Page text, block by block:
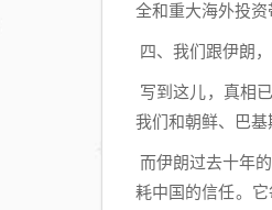
全和重大海外投资
四、我们跟伊朗
写到这儿，真相
我们和朝鲜、巴基
而伊朗过去十年
耗中国的信任。